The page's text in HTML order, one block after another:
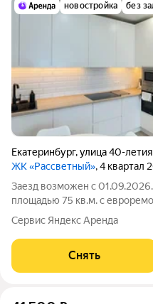
новостройка без
Екатеринбург,улица 40-
ЖК «Рассветный», 4 квартал
Заезд возможен с
площадью 75 кв.м. с
доме на срок от 11 месяцев. Из
Духовой шкаф Стиральная машина Холодильник
Посудомоечная машина
Сервис Яндекс Аренда
Снять